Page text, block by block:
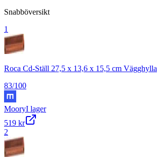
Snabböversikt
1
Roca Cd-Ställ 27,5 x 13,6 x 15,5 cm Vägghylla
83/100
MooryI lager
519 kr
2